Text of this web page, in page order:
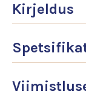
Kirjeldus